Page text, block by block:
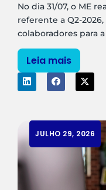
No dia 31/07, o ME
referente a Q2-
colaboradores para
Leia mais
JULHO 29, 2026